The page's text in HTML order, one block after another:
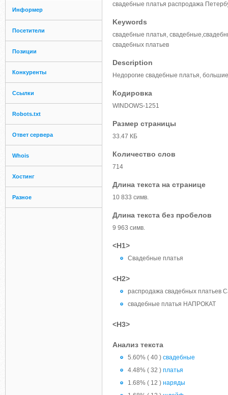
Информер
Посетители
Позиции
Конкуренты
Ссылки
Robots.txt
Ответ сервера
Whois
Хостинг
Разное
свадебные платья распродажа
Keywords
свадебные платья,
свадебных платьев
Description
Недорогие свадебные платья,
Кодировка
WINDOWS-1251
Размер страницы
33.47 КБ
Количество слов
714
Длина текста на странице
10 833 симв.
Длина текста без пробелов
9 963 симв.
<H1>
Свадебные платья
<H2>
распродажа свадебных платьев
свадебные платья НАПРОКАТ
<H3>
Анализ текста
5.60% ( 40 ) свадебные
4.48% ( 32 ) платья
1.68% ( 12 ) наряды